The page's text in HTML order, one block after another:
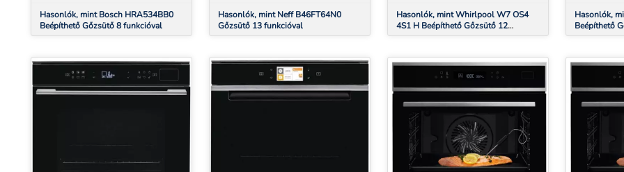
Hasonlók, mint Bosch HRA534BB0
Beépíthető Gőzsütő 8 funkcióval
Hasonlók, mint Neff B46FT64N0
Gőzsütő 13 funkcióval
Hasonlók, mint Whirlpool W7 OS4
4S1 H Beépíthető Gőzsütő 12
funkcióval
Hasonlók,
Beépíthető